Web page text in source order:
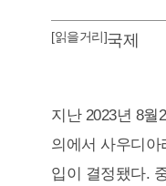
[읽을거리]국제
지난 2023년 8월
의에서 사우디
입이 결정됐다.